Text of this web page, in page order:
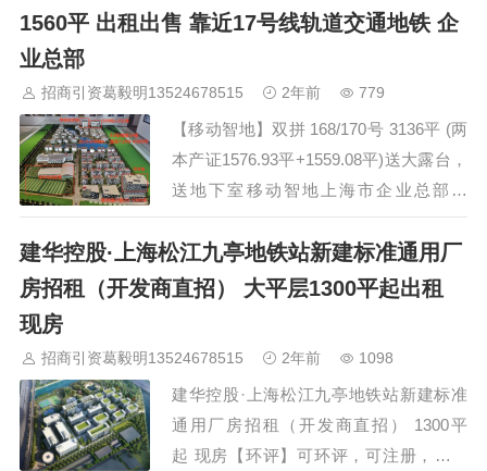
积】：可出租面积20827平方米(仅余5
分割【层高】：单层10米，双层一楼4.5
米【价格】…
1560平 出租出售 靠近17号线轨道交通地铁 企
业总部
招商引资葛毅明13524678515 2年前 779
【移动智地】双拼 168/170号 3136平 (两
本产证1576.93平+1559.08平)送大露台，
送地下室移动智地上海市企业总部基
地 考虑热线 135246785151、区位：项
目位于青浦沪青平公路3938弄，毗邻虹桥
枢纽及国家会展中心。2、交通：轨道17
建华控股·上海松江九亭地铁站新建标准通用厂
房招租（开发商直招） 大平层1300平起出租
现房
招商引资葛毅明13524678515 2年前 1098
建华控股·上海松江九亭地铁站新建标准
通用厂房招租（开发商直招） 1300平
起 现房【环评】可环评，可注册，研发